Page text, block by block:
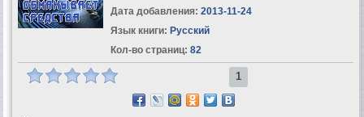
Дата добавления: 2013-11-24
Язык книги: Русский
Кол-во страниц: 82
1